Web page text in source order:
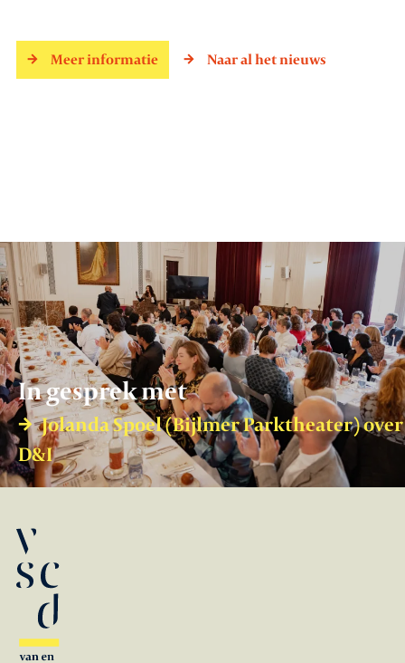
Meer informatie Naar al het nieuws
In gesprek met
Jolanda Spoel (Bijlmer Parktheater) over
D&I